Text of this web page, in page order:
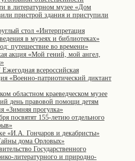
в литературном музее «Дом
пристрой здания и приступили
стол «Интерпретация
в музеях и библиотеках»
путешествие во времени»
акция «Мой гений, мой ангел,
Ежегодная всероссийская
«Военно-патриотический диктант
областном краеведческом музее
день правовой помощи детям
«Зимняя прогулка»
посвятят 155-летию отдельного
«И.А. Гончаров и декабристы»
дома Орловых»
Государственного
литературного и природно-